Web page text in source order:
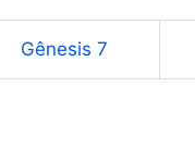
Gênesis 7